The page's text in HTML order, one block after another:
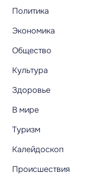
Политика
Экономика
Общество
Культура
Здоровье
В мире
Туризм
Калейдоскоп
Происшествия